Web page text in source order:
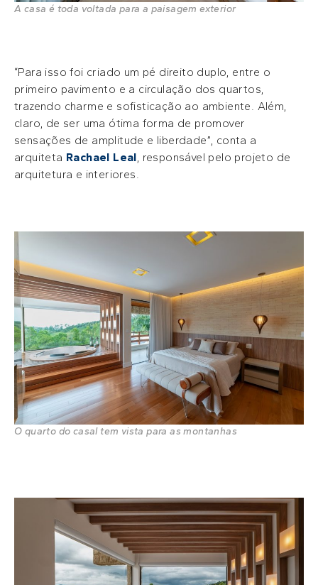
A casa é toda voltada para a paisagem exterior
“Para isso foi criado um pé direito duplo, entre o
primeiro pavimento e a circulação dos quartos,
trazendo charme e sofisticação ao ambiente. Além,
claro, de ser uma ótima forma de promover
sensações de amplitude e liberdade”, conta a
arquiteta Rachael Leal, responsável pelo projeto de
arquitetura e interiores.
O quarto do casal tem vista para as montanhas